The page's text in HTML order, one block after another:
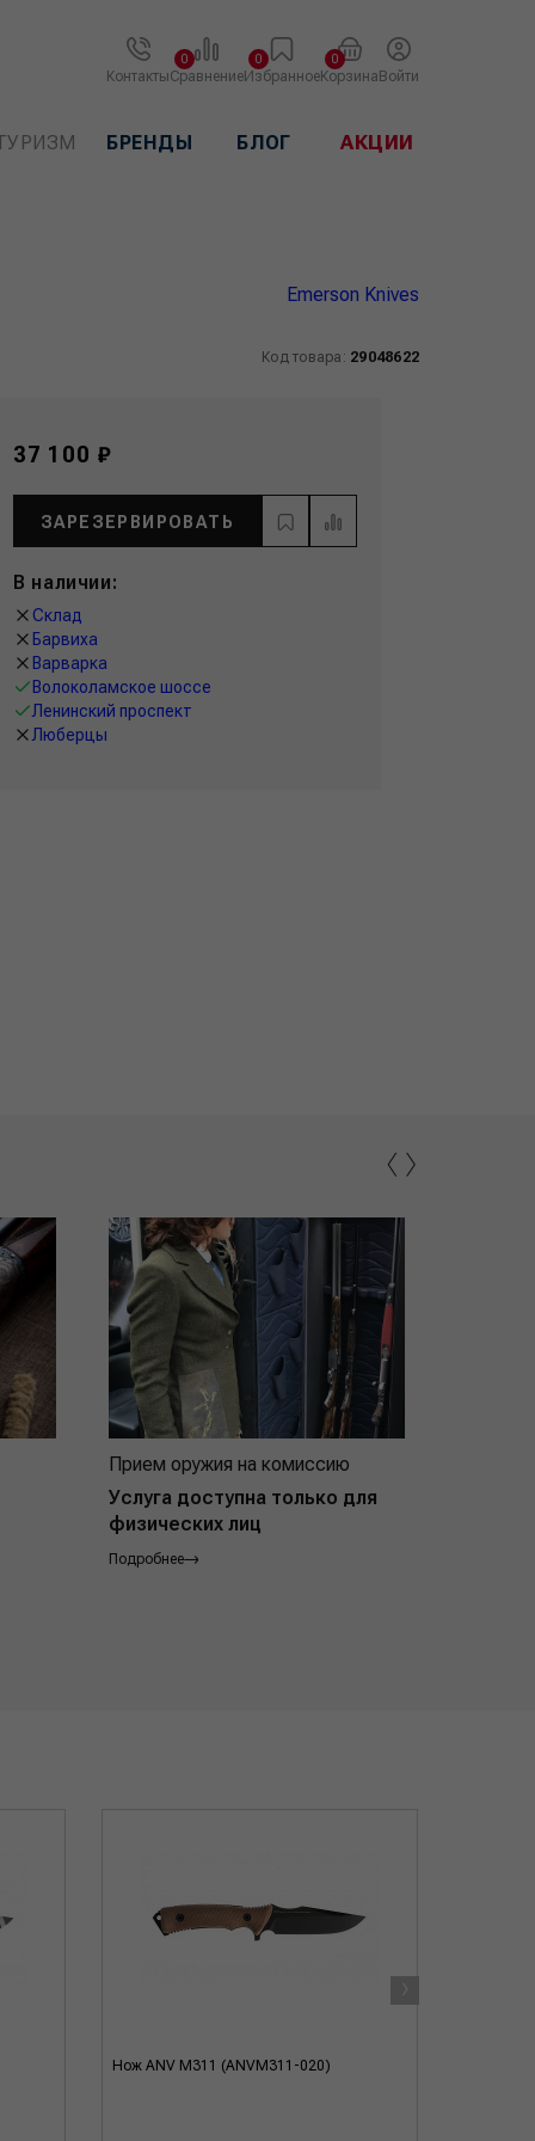
КонтактыСравнение
0
Избранное
0
Корзина
0
Войти
БРЕНДЫ БЛОГ АКЦИИ
Emerson Knives
Код товара: 29048622
37 100 ₽
ЗАРЕЗЕРВИРОВАТЬ
В наличии:
Склад
Барвиха
Варварка
Волоколамское шоссе
Ленинский проспект
Люберцы
Прием оружия на комиссию
Услуга доступна только для
физических лиц
Подробнее
‹›
Нож ANV M311 (ANVM311-020)
›